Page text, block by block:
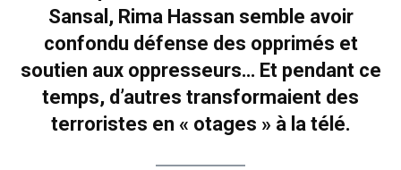
Sansal, Rima Hassan semble avoir
confondu défense des opprimés et
soutien aux oppresseurs… Et pendant ce
temps, d’autres transformaient des
terroristes en « otages » à la télé.